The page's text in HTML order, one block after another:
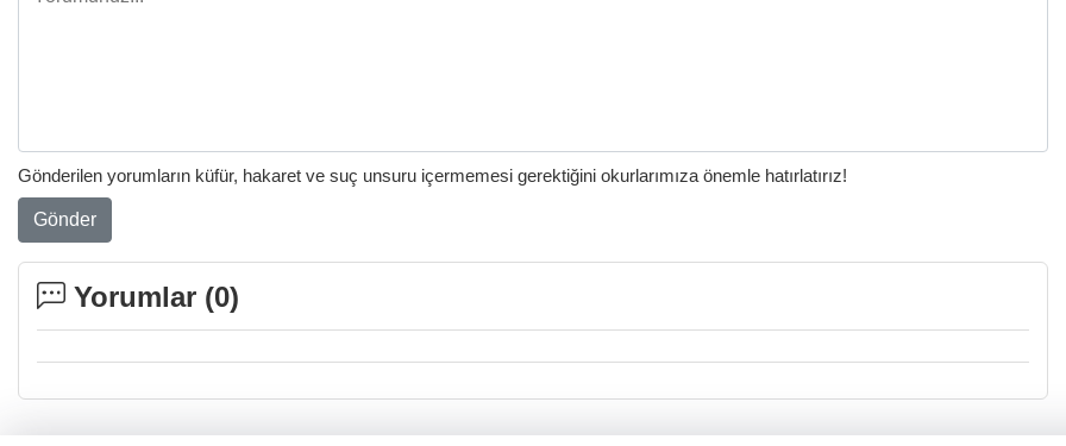
Gönderilen yorumların küfür, hakaret ve suç unsuru içermemesi gerektiğini okurlarımıza önemle hatırlatırız!
Gönder
Yorumlar (0)